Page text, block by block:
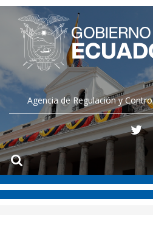
Agencia de Regulación y